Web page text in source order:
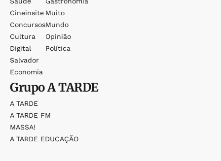
Cineinsite
Concursos
Cultura
Digital
Salvador
Economia
Muito
Mundo
Opinião
Política
GrupoA TARDE
A TARDE
A TARDE FM
MASSA!
A TARDE EDUCAÇÃO